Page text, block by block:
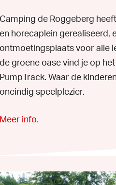
de Roggeberg
horecaplein gerealiseerd,
voor alle
groene oase vind je op
Waar de
speelplezier.
info.